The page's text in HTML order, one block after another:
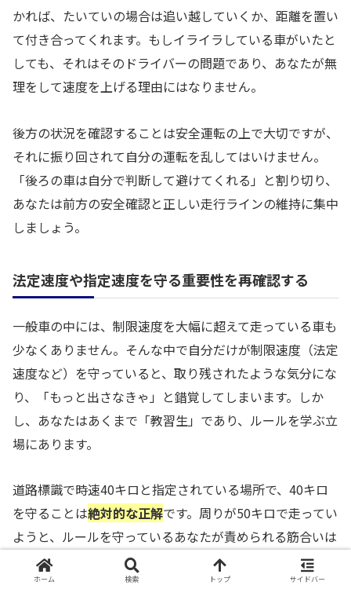
かれば、たいていの場合は追い越していくか、距離を置い
て付き合ってくれます。もしイライラしている車がいたと
しても、それはそのドライバーの問題であり、あなたが無
理をして速度を上げる理由にはなりません。
後方の状況を確認することは安全運転の上で大切ですが、
それに振り回されて自分の運転を乱してはいけません。
「後ろの車は自分で判断して避けてくれる」と割り切り、
あなたは前方の安全確認と正しい走行ラインの維持に集中
しましょう。
法定速度や指定速度を守る重要性を再確認する
一般車の中には、制限速度を大幅に超えて走っている車も
少なくありません。そんな中で自分だけが制限速度（法定
速度など）を守っていると、取り残されたような気分にな
り、「もっと出さなきゃ」と錯覚してしまいます。しか
し、あなたはあくまで「教習生」であり、ルールを学ぶ立
場にあります。
道路標識で時速40キロと指定されている場所で、40キロ
を守ることは絶対的な正解です。周りが50キロで走ってい
ようと、ルールを守っているあなたが責められる筋合いは
ありません。むしろ、一般車の流れに釣られて速度を出し
すぎる方が、検定では減点や不合格の対象になります。
ホーム 検索 トップ サイドバー